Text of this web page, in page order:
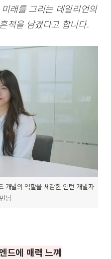
래를 그리는 데일리언의
적을 남겼다고 합니다.
개발의 역할을 체감한 인턴 개발자
님
드에 매력 느껴